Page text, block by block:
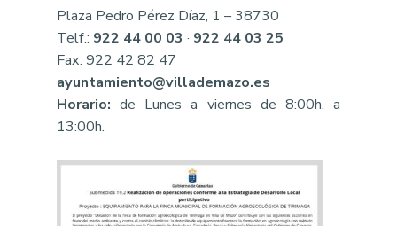
Plaza Pedro Pérez Díaz, 1 – 38730
Telf.: 922 44 00 03 · 922 44 03 25
Fax: 922 42 82 47
ayuntamiento@villademazo.es
Horario: de Lunes a viernes de 8:00h. a
13:00h.